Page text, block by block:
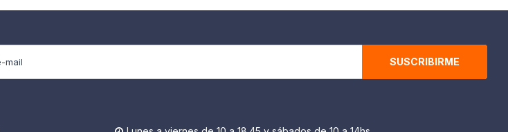
SUSCRIBIRME